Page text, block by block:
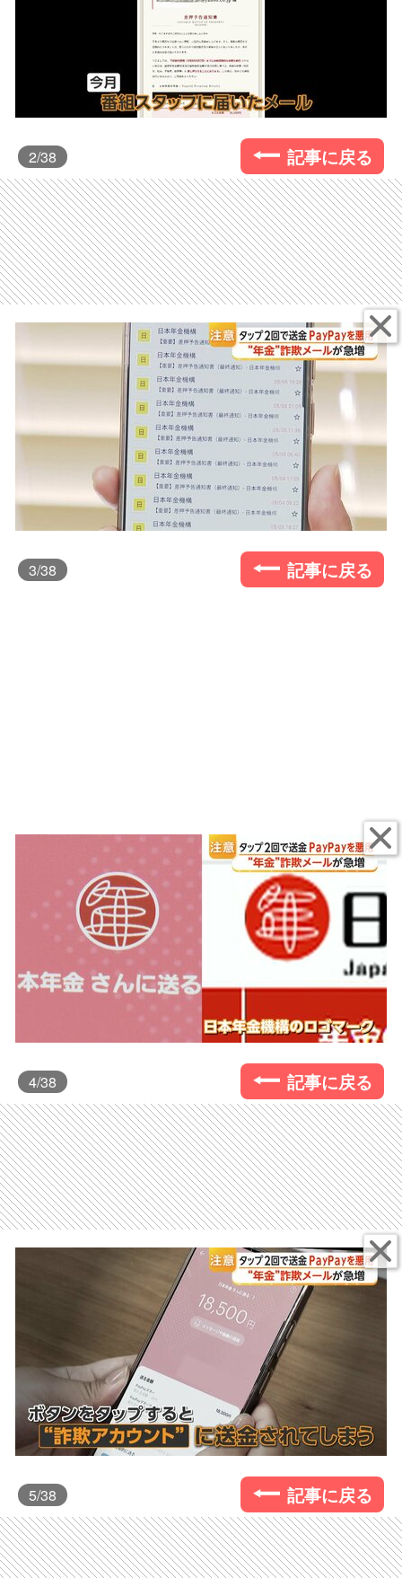
2/38 記事に戻る
3/38 記事に戻る
4/38 記事に戻る
5/38 記事に戻る